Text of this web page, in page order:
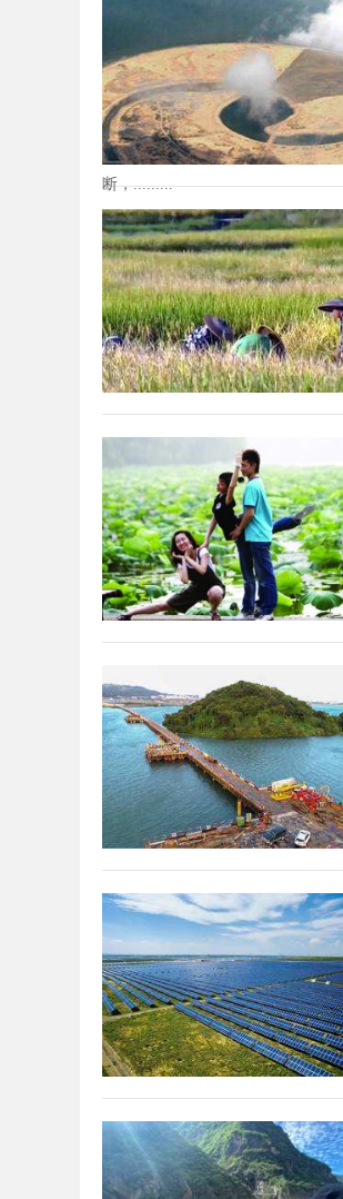
断，.........